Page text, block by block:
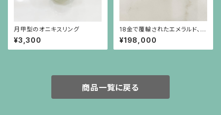
月甲型のオニキスリング
¥3,300
18金で覆輪されたエメラルド、彫
りの施されたプラチナに小さな
ダイヤモンドのペンダント（チェ
ーン別）
¥198,000
商品一覧に戻る